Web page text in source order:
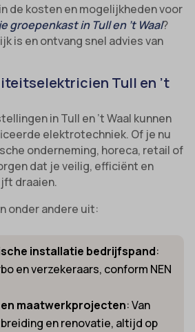
de kosten en mogelijkheden voor
groepenkast in Tull en ’t Waal?
is en ontvang snel advies van
Tull en ’t
in Tull en ’t Waal kunnen
elektrotechniek. Of je nu
onderneming, horeca, retail of
dat je veilig, efficiënt en
draaien.
onder andere uit:
installatie bedrijfspand:
en verzekeraars, conform NEN
maatwerkprojecten: Van
en renovatie, altijd op